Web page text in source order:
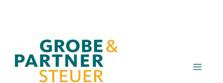
Menü